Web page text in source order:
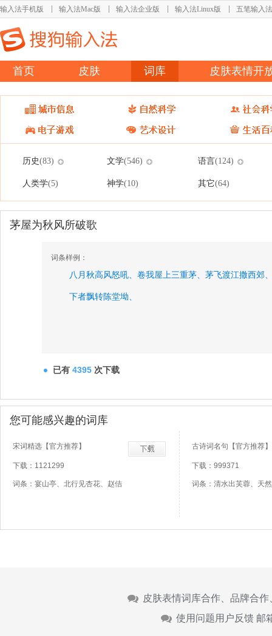
输入法手机版 输入法Mac版 输入法企业版 输入法Linux版 五笔输入法
首页 皮肤 词库 皮肤表情开
历史(83) 文学(546) 语言(124)
人类学(5) 神学(10) 其它(64)
茅屋为秋风所破歌
词条样例：
八月秋高风怒吼、 卷我屋上三重茅、 茅飞渡江撒西郊
下者飘转陈堂坳、
已有 4395 次下载
您可能感兴趣的词库
宋词精选【官方推荐】
下载：1121299
词条：宴山亭、北行见杏花、赵佶
古诗词名句【官方推荐】
下载：999371
词条：清水出芙蓉、天
皮肤表情词库合作、品牌合
使用问题用户反馈 邮